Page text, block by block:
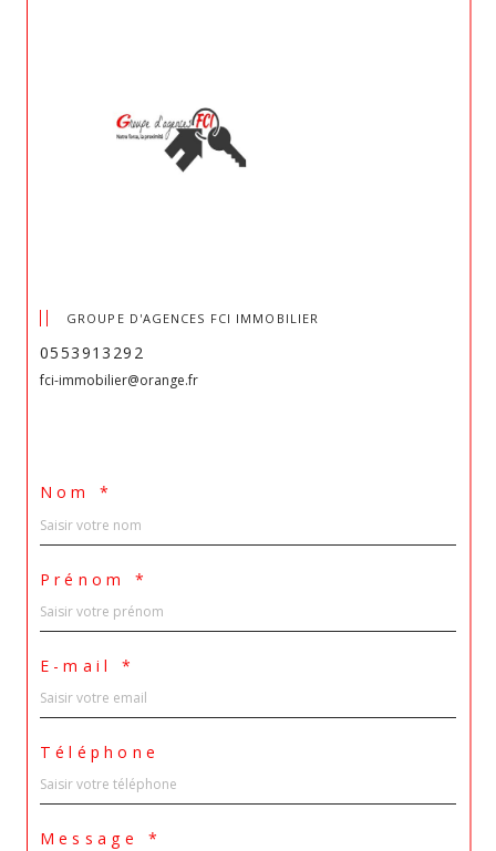
GROUPE D'AGENCES FCI IMMOBILIER
0553913292
fci-immobilier@orange.fr
Nom *
Prénom *
E-mail *
Téléphone
Message *